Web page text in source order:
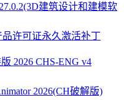
建筑设计和建模软
品许可证永久激活补丁
2026 CHS-ENG v4
2026(CH破解版)